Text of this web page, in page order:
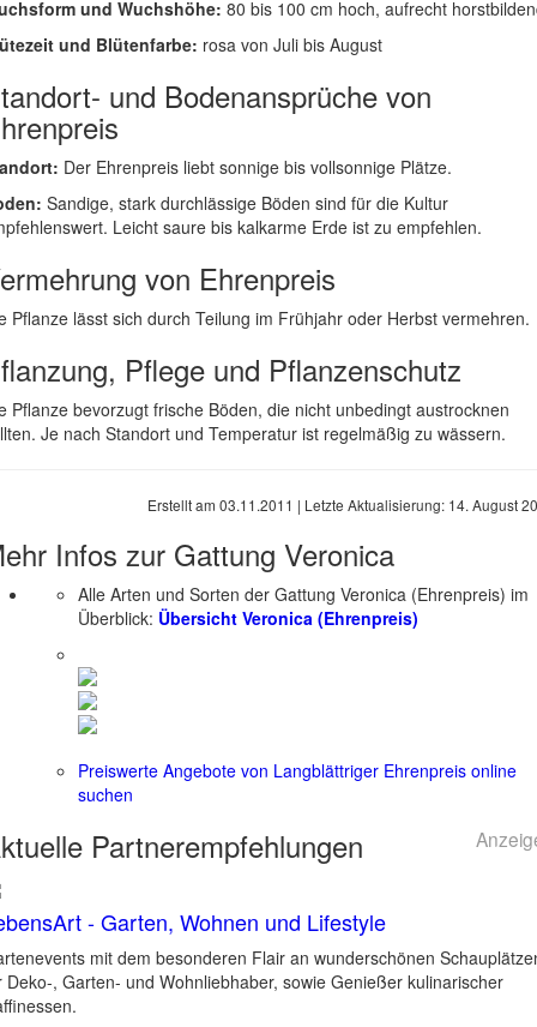
und Wuchshöhe: 80 bis 100 cm hoch, aufrecht
und Blütenfarbe: rosa von Juli bis August
und Bodenansprüche von
Der Ehrenpreis liebt sonnige bis vollsonnige Plätze.
Sandige, stark durchlässige Böden sind für die Kultur
Leicht saure bis kalkarme Erde ist zu empfehlen.
von Ehrenpreis
Pflanze lässt sich durch Teilung im Frühjahr oder Herbst vermehren.
Pflege und Pflanzenschutz
Pflanze bevorzugt frische Böden, die nicht unbedingt austrocknen
Je nach Standort und Temperatur ist regelmäßig zu wässern.
Erstellt am 03.11.2011 | Letzte Aktualisierung: 14. August
Infos zur Gattung Veronica
Alle Arten und Sorten der Gattung Veronica (Ehrenpreis) im
Überblick: Übersicht Veronica (Ehrenpreis)
Preiswerte Angebote von Langblättriger Ehrenpreis online
suchen
Partnerempfehlungen
- Garten, Wohnen und Lifestyle
mit dem besonderen Flair an wunderschönen
Deko-, Garten- und Wohnliebhaber, sowie Genießer kulinarischer